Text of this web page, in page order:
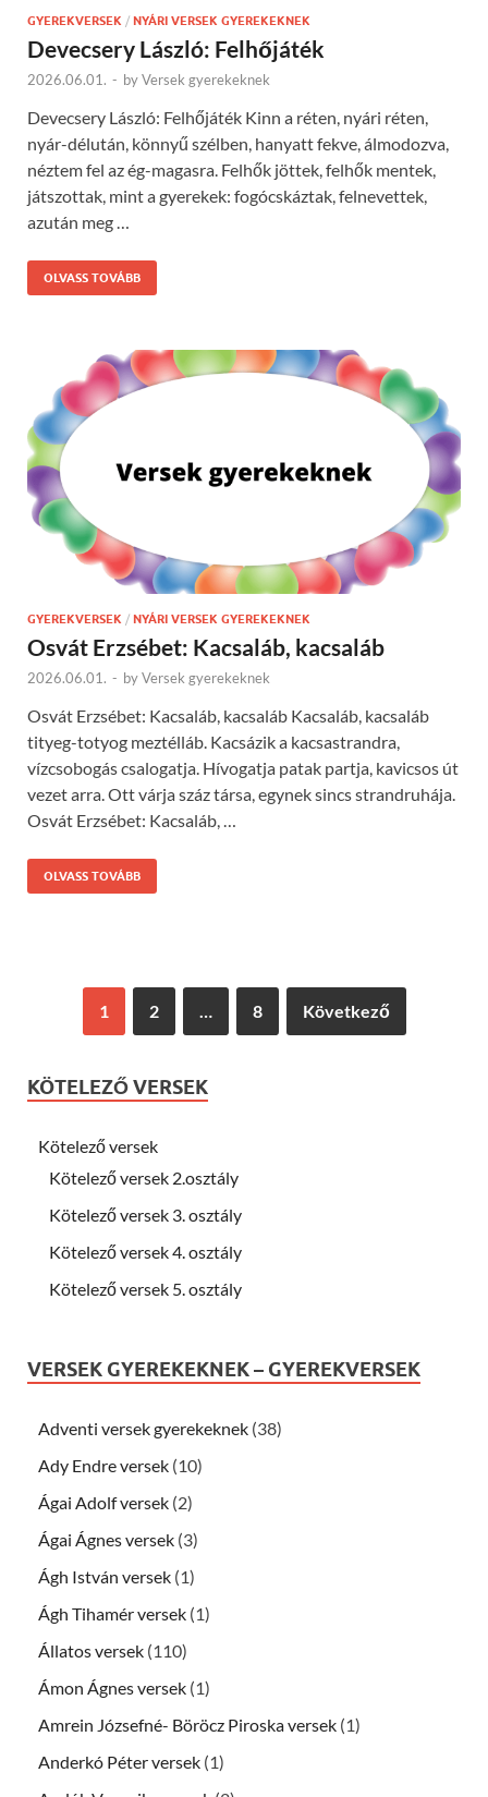
GYEREKVERSEK / NYÁRI VERSEK GYEREKEKNEK
Devecsery László: Felhőjáték
2026.06.01. - byVersek gyerekeknek
Devecsery László: Felhőjáték Kinn a réten, nyári réten,
nyár-délután, könnyű szélben, hanyatt fekve, álmodozva,
néztem fel az ég-magasra. Felhők jöttek, felhők mentek,
játszottak, mint a gyerekek: fogócskáztak, felnevettek,
azután meg …
OLVASS TOVÁBB
GYEREKVERSEK / NYÁRI VERSEK GYEREKEKNEK
Osvát Erzsébet: Kacsaláb, kacsaláb
2026.06.01. - byVersek gyerekeknek
Osvát Erzsébet: Kacsaláb, kacsaláb Kacsaláb, kacsaláb
tityeg-totyog meztélláb. Kacsázik a kacsastrandra,
vízcsobogás csalogatja. Hívogatja patak partja, kavicsos út
vezet arra. Ott várja száz társa, egynek sincs strandruhája.
Osvát Erzsébet: Kacsaláb, …
OLVASS TOVÁBB
1 2 … 8 Következő
KÖTELEZŐ VERSEK
Kötelező versek
Kötelező versek 2.osztály
Kötelező versek 3. osztály
Kötelező versek 4. osztály
Kötelező versek 5. osztály
VERSEK GYEREKEKNEK – GYEREKVERSEK
Adventi versek gyerekeknek (38)
Ady Endre versek (10)
Ágai Adolf versek (2)
Ágai Ágnes versek (3)
Ágh István versek (1)
Ágh Tihamér versek (1)
Állatos versek (110)
Ámon Ágnes versek (1)
Amrein Józsefné- Böröcz Piroska versek (1)
Anderkó Péter versek (1)